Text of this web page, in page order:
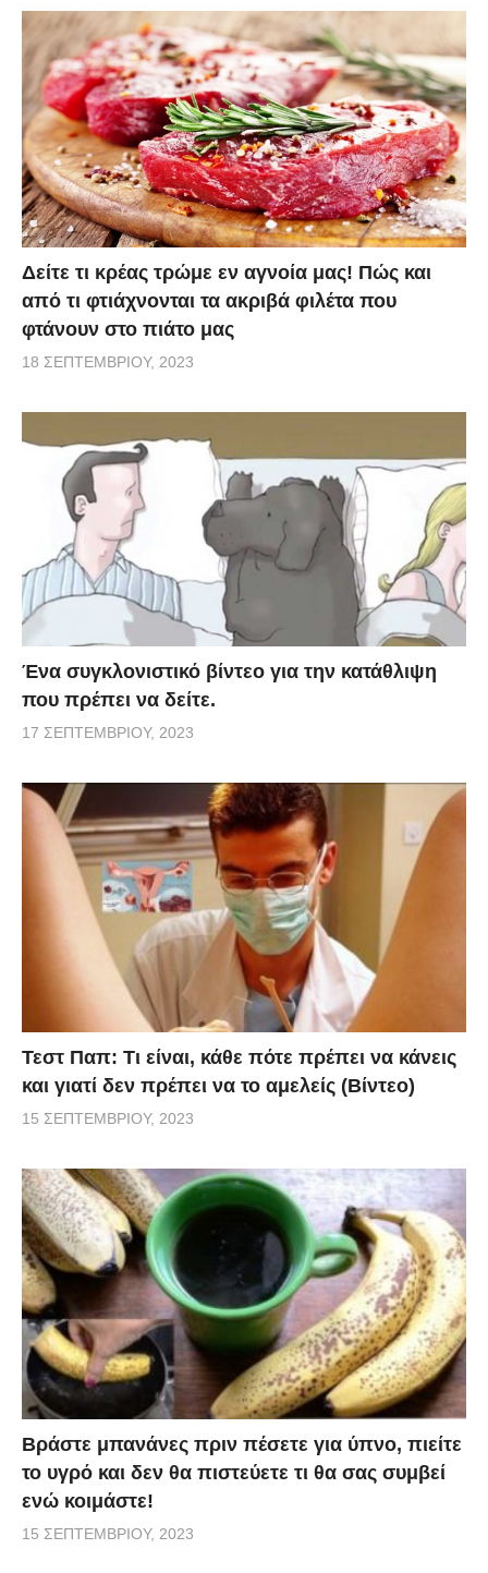
Δείτε τι κρέας τρώμε εν αγνοία μας! Πώς και
από τι φτιάχνονται τα ακριβά φιλέτα που
φτάνουν στο πιάτο μας
18 ΣΕΠΤΕΜΒΡΊΟΥ, 2023
Ένα συγκλονιστικό βίντεο για την κατάθλιψη
που πρέπει να δείτε.
17 ΣΕΠΤΕΜΒΡΊΟΥ, 2023
Τεστ Παπ: Τι είναι, κάθε πότε πρέπει να κάνεις
και γιατί δεν πρέπει να το αμελείς (Βίντεο)
15 ΣΕΠΤΕΜΒΡΊΟΥ, 2023
Βράστε μπανάνες πριν πέσετε για ύπνο, πιείτε
το υγρό και δεν θα πιστεύετε τι θα σας συμβεί
ενώ κοιμάστε!
15 ΣΕΠΤΕΜΒΡΊΟΥ, 2023